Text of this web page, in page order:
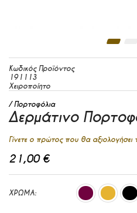
Μετάβαση στην αρχή της
Κωδικός Προϊόντος
191113
Χειροποίητο
Πορτοφόλια
Δερμάτινο
Γίνετε ο πρώτος που θα αξιολογήσει
21,00 €
ΧΡΩΜΑ